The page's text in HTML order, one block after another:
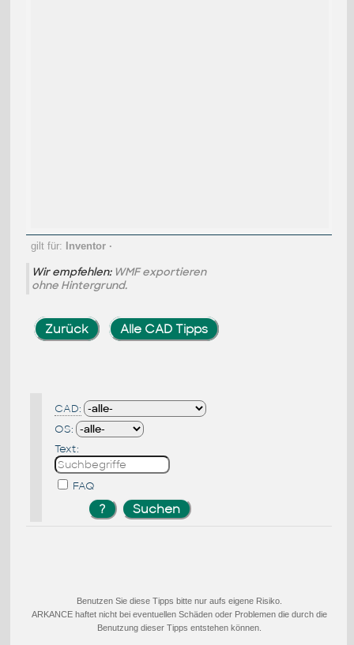
gilt für: Inventor·
Wir empfehlen: WMF exportieren
ohne Hintergrund.
Zurück Alle CAD Tipps
CAD:
OS:
Text:
FAQ
Benutzen Sie diese Tipps bitte nur aufs eigene Risiko.
ARKANCE haftet nicht bei eventuellen Schäden oder Problemen die durch die
Benutzung dieser Tipps entstehen können.